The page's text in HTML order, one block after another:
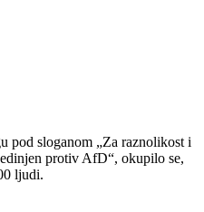
pod sloganom „Za raznolikost i
protiv AfD“, okupilo se,
ljudi.